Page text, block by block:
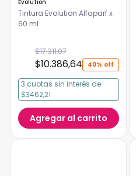
Evolution
Tintura Evolution Alfaparf x
60 ml
40%
$17.311,07
$10.386,64
3 cuotas sin interés de
$3462,21
Agregar al carrito